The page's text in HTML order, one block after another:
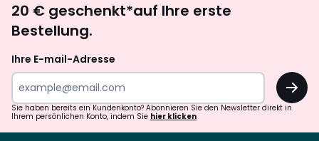
abonnieren
20 € geschenkt*auf Ihre erste
Bestellung.
Ihre E-mail-Adresse
OK
Sie haben bereits ein Kundenkonto? Abonnieren Sie den Newsletter direkt in
Ihrem persönlichen Konto, indem Sie hier klicken